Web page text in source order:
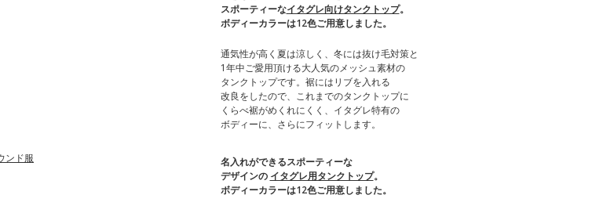
スポーティーなイタグレ向けタンクトップ。
ボディーカラーは12色ご用意しました。
通気性が高く夏は涼しく、冬には抜け毛対策と
1年中ご愛用頂ける大人気のメッシュ素材の
タンクトップです。裾にはリブを入れる
改良をしたので、これまでのタンクトップに
くらべ裾がめくれにくく、イタグレ特有の
ボディーに、さらにフィットします。
名入れができるスポーティーな
デザインの イタグレ用タンクトップ。
ボディーカラーは12色ご用意しました。